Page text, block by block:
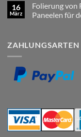
Fun
Color
schwarzer
Wunschtext
Neues
Produkt
im
16
März
Folierung von
Paneelen für
Folierung
von
von
Paneelen
Respect
Company
ZAHLUNGSARTEN